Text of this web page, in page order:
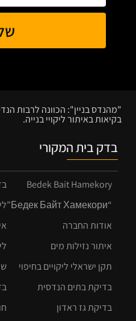
"מהנדס בניין": הכוונה לרבות
בקיאות באיתור ליקויי בנייה.
בדק בית המקורי
Bedek Bait Hamekory
אודות החברה
איתור נזילות מים
תקן ישראלי ליקויים בחיפוי
בדיקת בתים הנדסית
בדיקת גז ראדון